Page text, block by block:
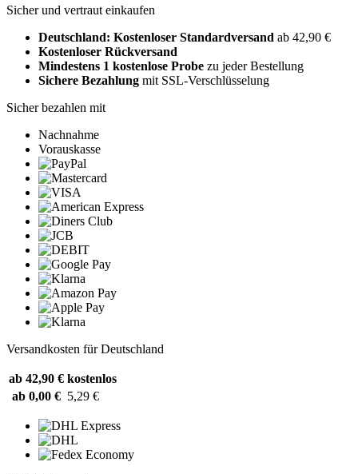
Sicher und vertraut einkaufen
Deutschland: Kostenloser Standardversand ab 42,90 €
Kostenloser Rückversand
Mindestens 1 kostenlose Probe zu jeder Bestellung
Sichere Bezahlung mit SSL-Verschlüsselung
Sicher bezahlen mit
Nachnahme
Vorauskasse
Versandkosten für Deutschland
ab 42,90 € kostenlos
ab 0,00 € 5,29 €